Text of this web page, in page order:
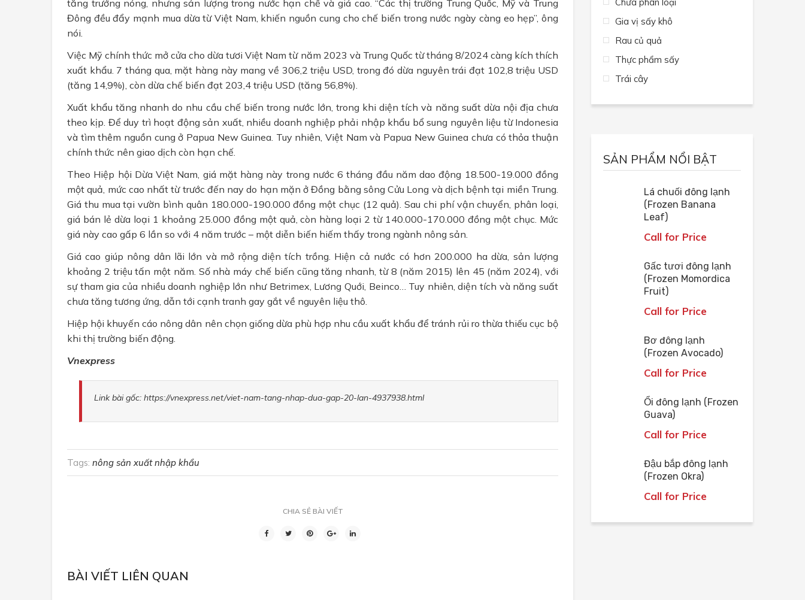
tăng trưởng nóng, nhưng sản lượng trong nước hạn chế và giá cao. “Các thị trường Trung Quốc, Mỹ và Trung
Đông đều đẩy mạnh mua dừa từ Việt Nam, khiến nguồn cung cho chế biến trong nước ngày càng eo hẹp”, ông
nói.
Việc Mỹ chính thức mở cửa cho dừa tươi Việt Nam từ năm 2023 và Trung Quốc từ tháng 8/2024 càng kích thích
xuất khẩu. 7 tháng qua, mặt hàng này mang về 306,2 triệu USD, trong đó dừa nguyên trái đạt 102,8 triệu USD
(tăng 14,9%), còn dừa chế biến đạt 203,4 triệu USD (tăng 56,8%).
Xuất khẩu tăng nhanh do nhu cầu chế biến trong nước lớn, trong khi diện tích và năng suất dừa nội địa chưa
theo kịp. Để duy trì hoạt động sản xuất, nhiều doanh nghiệp phải nhập khẩu bổ sung nguyên liệu từ Indonesia
và tìm thêm nguồn cung ở Papua New Guinea. Tuy nhiên, Việt Nam và Papua New Guinea chưa có thỏa thuận
chính thức nên giao dịch còn hạn chế.
Theo Hiệp hội Dừa Việt Nam, giá mặt hàng này trong nước 6 tháng đầu năm dao động 18.500-19.000 đồng
một quả, mức cao nhất từ trước đến nay do hạn mặn ở Đồng bằng sông Cửu Long và dịch bệnh tại miền Trung.
Giá thu mua tại vườn bình quân 180.000-190.000 đồng một chục (12 quả). Sau chi phí vận chuyển, phân loại,
giá bán lẻ dừa loại 1 khoảng 25.000 đồng một quả, còn hàng loại 2 từ 140.000-170.000 đồng một chục. Mức
giá này cao gấp 6 lần so với 4 năm trước – một diễn biến hiếm thấy trong ngành nông sản.
Giá cao giúp nông dân lãi lớn và mở rộng diện tích trồng. Hiện cả nước có hơn 200.000 ha dừa, sản lượng
khoảng 2 triệu tấn một năm. Số nhà máy chế biến cũng tăng nhanh, từ 8 (năm 2015) lên 45 (năm 2024), với
sự tham gia của nhiều doanh nghiệp lớn như Betrimex, Lương Quới, Beinco… Tuy nhiên, diện tích và năng suất
chưa tăng tương ứng, dẫn tới cạnh tranh gay gắt về nguyên liệu thô.
Hiệp hội khuyến cáo nông dân nên chọn giống dừa phù hợp nhu cầu xuất khẩu để tránh rủi ro thừa thiếu cục bộ
khi thị trường biến động.
Vnexpress
Link bài gốc: https://vnexpress.net/viet-nam-tang-nhap-dua-gap-20-lan-4937938.html
Tags: nông sản xuất nhập khẩu
CHIA SẺ BÀI VIẾT
BÀI VIẾT LIÊN QUAN
Gia vị sấy khô
Rau củ quả
Thực phẩm sấy
Trái cây
SẢN PHẨM NỔI BẬT
Lá chuối đông lạnh
(Frozen Banana
Leaf)
Call for Price
Gấc tươi đông lạnh
(Frozen Momordica
Fruit)
Call for Price
Bơ đông lạnh
(Frozen Avocado)
Call for Price
Ổi đông lạnh (Frozen
Guava)
Call for Price
Đậu bắp đông lạnh
(Frozen Okra)
Call for Price